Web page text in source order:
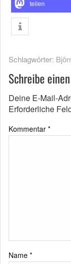
teilen
Schlagwörter:
Schreibe
Deine E-Mail-
Erforderliche
Kommentar *
Name *